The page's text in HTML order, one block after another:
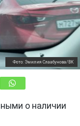
Фото: Эмилия Слаабунова/ВК
о наличии